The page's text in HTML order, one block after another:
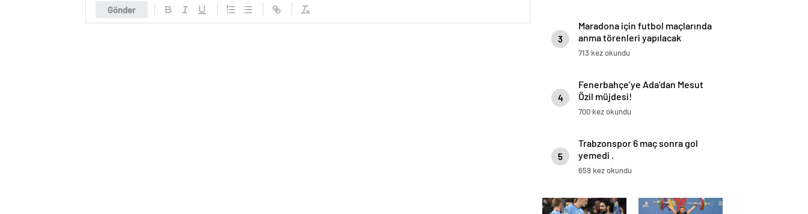
Gönder
3
Maradona için futbol maçlarında
anma törenleri yapılacak
713 kez okundu
4
Fenerbahçe’ye Ada’dan Mesut
Özil müjdesi!
700 kez okundu
5
Trabzonspor 6 maç sonra gol
yemedi .
659 kez okundu